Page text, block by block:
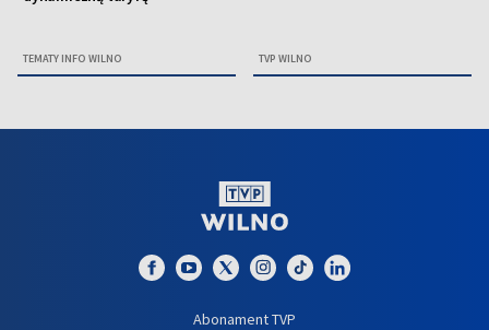
TEMATY INFO WILNO TVP WILNO
Abonament TVP